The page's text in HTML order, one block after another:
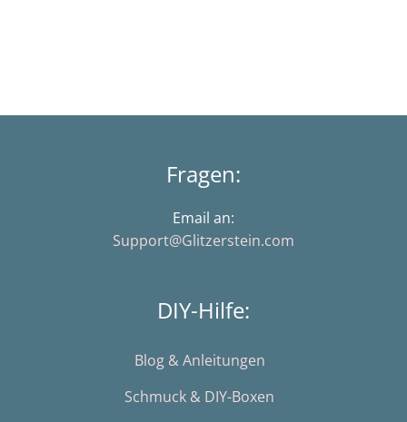
Fragen:
Email an:
Support@Glitzerstein.com
DIY-Hilfe:
Blog & Anleitungen
Schmuck & DIY-Boxen